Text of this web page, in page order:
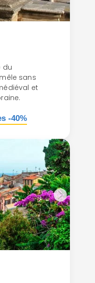
du
sans
et
-40%